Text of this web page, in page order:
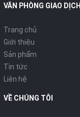
VĂN PHÒNG GIAO DỊCH
Trang chủ
Giới thiệu
Sản phẩm
Tin tức
Liên hệ
VỀ CHÚNG TÔI